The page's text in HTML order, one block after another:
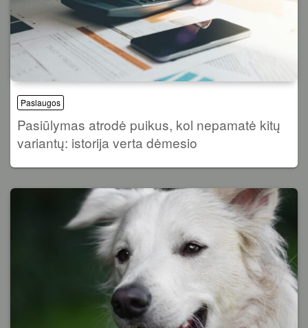
Paslaugos
Pasiūlymas atrodė puikus, kol nepamatė kitų
variantų: istorija verta dėmesio